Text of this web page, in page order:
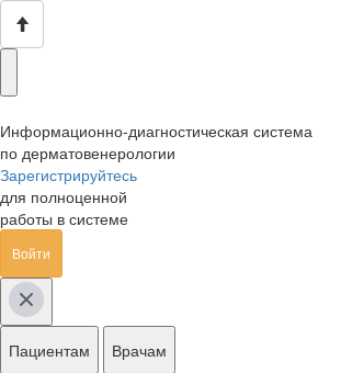
Информационно-диагностическая система
по дерматовенерологии
Зарегистрируйтесь
для полноценной
работы в системе
Войти
Пациентам
Врачам